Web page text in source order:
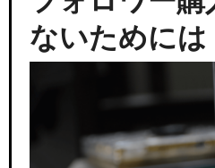
ないためには